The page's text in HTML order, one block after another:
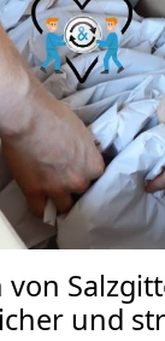
von
und